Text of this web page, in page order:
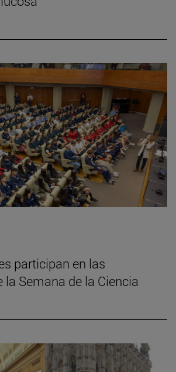
participan en las
la Semana de la Ciencia